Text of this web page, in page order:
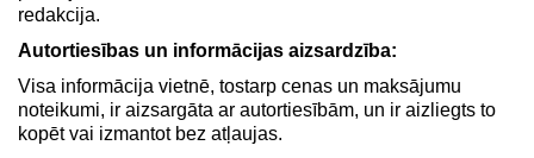
redakcija.
Autortiesības un informācijas aizsardzība:
Visa informācija vietnē, tostarp cenas un maksājumu
noteikumi, ir aizsargāta ar autortiesībām, un ir aizliegts to
kopēt vai izmantot bez atļaujas.